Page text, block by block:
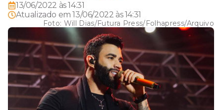
13/06/2022 às 14:31
Atualizado em13/06/2022 às 14:31
Foto: Will Dias/Futura Press/Folhapress/Arquivo